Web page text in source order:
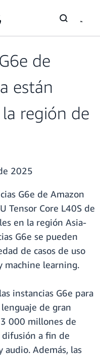
de
están
región de
2025
G6e de Amazon
Tensor Core L40S de
en la región Asia-
G6e se pueden
de casos de uso
machine learning.
instancias G6e para
de gran
000 millones de
a fin de
audio. Además, las